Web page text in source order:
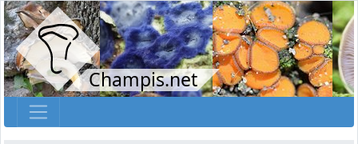
Champis.net